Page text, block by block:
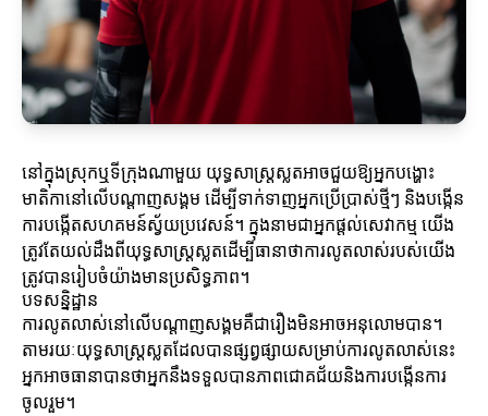
នៅក្នុងស្រុកឬទីក្រុងណាមួយ យុទ្ធសាស្ត្រស្លតអាចជួយឱ្យអ្នកបង្ហោះ
មាតិកានៅលើបណ្តាញសង្គម ដើម្បីទាក់ទាញអ្នកប្រើប្រាស់ថ្មីៗ និងបង្កើន
ការបង្កើតសហគមន៍ស្វ័យប្រវេសន៍។ ក្នុងនាមជាអ្នកផ្តល់សេវាកម្ម យើង
ត្រូវតែយល់ដឹងពីយុទ្ធសាស្ត្រស្លតដើម្បីធានាថាការលូតលាស់របស់យើង
ត្រូវបានរៀបចំយ៉ាងមានប្រសិទ្ធភាព។
បទសន្និដ្ឋាន
ការលូតលាស់នៅលើបណ្តាញសង្គមគឺជារឿងមិនអាចអនុលោមបាន។
តាមរយៈយុទ្ធសាស្ត្រស្លតដែលបានផ្សព្វផ្សាយសម្រាប់ការលូតលាស់នេះ
អ្នកអាចធានាបានថាអ្នកនឹងទទួលបានភាពជោគជ័យនិងការបង្កើនការ
ចូលរួម។